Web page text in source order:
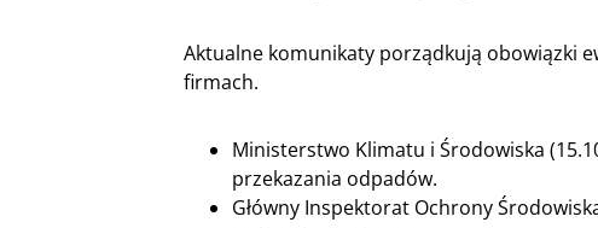
Aktualne komunikaty porządkują obowiązki
firmach.
Ministerstwo Klimatu i Środowiska
przekazania odpadów.
Główny Inspektorat Ochrony